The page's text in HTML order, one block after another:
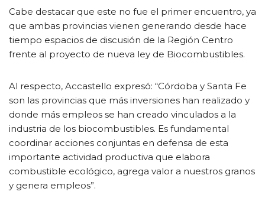
Cabe destacar que este no fue el primer encuentro, ya
que ambas provincias vienen generando desde hace
tiempo espacios de discusión de la Región Centro
frente al proyecto de nueva ley de Biocombustibles.
Al respecto, Accastello expresó: “Córdoba y Santa Fe
son las provincias que más inversiones han realizado y
donde más empleos se han creado vinculados a la
industria de los biocombustibles. Es fundamental
coordinar acciones conjuntas en defensa de esta
importante actividad productiva que elabora
combustible ecológico, agrega valor a nuestros granos
y genera empleos”.